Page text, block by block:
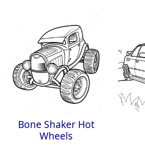
Bone Shaker Hot
Wheels